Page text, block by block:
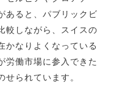
あると、パブリックビ
較しながら、スイスの
かなりよくなっている
労働市場に参入できた
せられています。